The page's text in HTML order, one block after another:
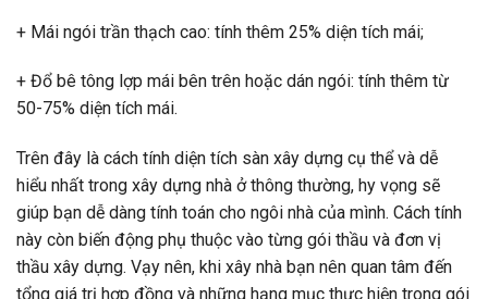
+ Mái ngói trần thạch cao: tính thêm 25% diện tích mái;
+ Đổ bê tông lợp mái bên trên hoặc dán ngói: tính thêm từ
50-75% diện tích mái.
Trên đây là cách tính diện tích sàn xây dựng cụ thể và dễ
hiểu nhất trong xây dựng nhà ở thông thường, hy vọng sẽ
giúp bạn dễ dàng tính toán cho ngôi nhà của mình. Cách tính
này còn biến động phụ thuộc vào từng gói thầu và đơn vị
thầu xây dựng. Vạy nên, khi xây nhà bạn nên quan tâm đến
tổng giá trị hợp đồng và những hạng mục thực hiện trong gói